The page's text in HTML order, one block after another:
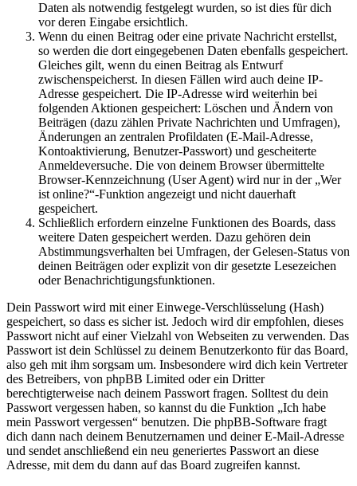
Daten als notwendig festgelegt wurden, so ist dies für dich
vor deren Eingabe ersichtlich.
Wenn du einen Beitrag oder eine private Nachricht erstellst,
so werden die dort eingegebenen Daten ebenfalls gespeichert.
Gleiches gilt, wenn du einen Beitrag als Entwurf
zwischenspeicherst. In diesen Fällen wird auch deine IP-
Adresse gespeichert. Die IP-Adresse wird weiterhin bei
folgenden Aktionen gespeichert: Löschen und Ändern von
Beiträgen (dazu zählen Private Nachrichten und Umfragen),
Änderungen an zentralen Profildaten (E-Mail-Adresse,
Kontoaktivierung, Benutzer-Passwort) und gescheiterte
Anmeldeversuche. Die von deinem Browser übermittelte
Browser-Kennzeichnung (User Agent) wird nur in der „Wer
ist online?“-Funktion angezeigt und nicht dauerhaft
gespeichert.
Schließlich erfordern einzelne Funktionen des Boards, dass
weitere Daten gespeichert werden. Dazu gehören dein
Abstimmungsverhalten bei Umfragen, der Gelesen-Status von
deinen Beiträgen oder explizit von dir gesetzte Lesezeichen
oder Benachrichtigungsfunktionen.
Dein Passwort wird mit einer Einwege-Verschlüsselung (Hash)
gespeichert, so dass es sicher ist. Jedoch wird dir empfohlen, dieses
Passwort nicht auf einer Vielzahl von Webseiten zu verwenden. Das
Passwort ist dein Schlüssel zu deinem Benutzerkonto für das Board,
also geh mit ihm sorgsam um. Insbesondere wird dich kein Vertreter
des Betreibers, von phpBB Limited oder ein Dritter
berechtigterweise nach deinem Passwort fragen. Solltest du dein
Passwort vergessen haben, so kannst du die Funktion „Ich habe
mein Passwort vergessen“ benutzen. Die phpBB-Software fragt
dich dann nach deinem Benutzernamen und deiner E-Mail-Adresse
und sendet anschließend ein neu generiertes Passwort an diese
Adresse, mit dem du dann auf das Board zugreifen kannst.